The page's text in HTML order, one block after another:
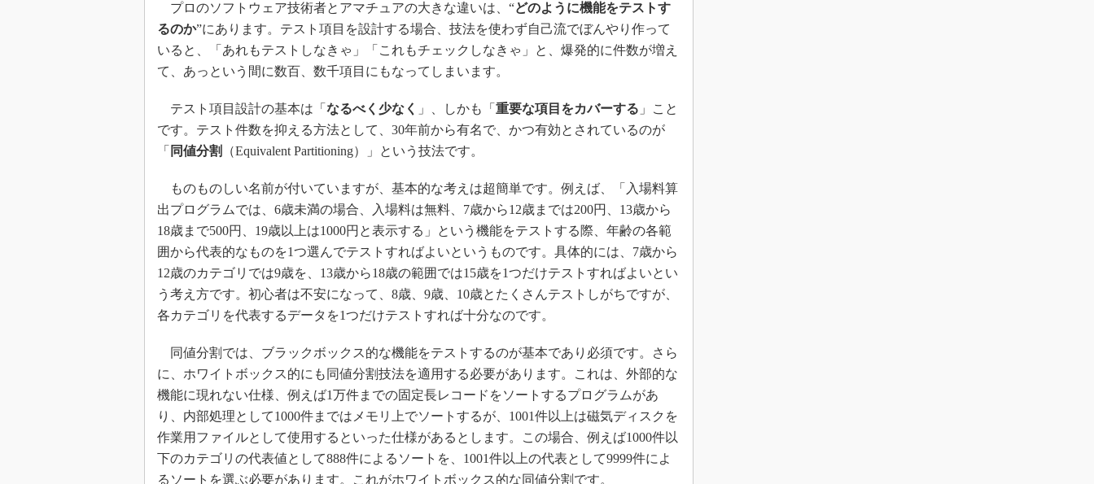
プロのソフトウェア技術者とアマチュアの大きな違いは、“どのように機能をテストす
るのか”にあります。テスト項目を設計する場合、技法を使わず自己流でぼんやり作って
いると、「あれもテストしなきゃ」「これもチェックしなきゃ」と、爆発的に件数が増え
て、あっという間に数百、数千項目にもなってしまいます。
テスト項目設計の基本は「 なるべく少なく 」、しかも「 重要な項目をカバーする 」こと
です。テスト件数を抑える方法として、30年前から有名で、かつ有効とされているのが
「 同値分割 （Equivalent Partitioning）」という技法です。
ものものしい名前が付いていますが、基本的な考えは超簡単です。例えば、「入場料算
出プログラムでは、6歳未満の場合、入場料は無料、7歳から12歳までは200円、13歳から
18歳まで500円、19歳以上は1000円と表示する」という機能をテストする際、年齢の各範
囲から代表的なものを1つ選んでテストすればよいというものです。具体的には、7歳から
12歳のカテゴリでは9歳を、13歳から18歳の範囲では15歳を1つだけテストすればよいとい
う考え方です。初心者は不安になって、8歳、9歳、10歳とたくさんテストしがちですが、
各カテゴリを代表するデータを1つだけテストすれば十分なのです。
同値分割では、ブラックボックス的な機能をテストするのが基本であり必須です。さら
に、ホワイトボックス的にも同値分割技法を適用する必要があります。これは、外部的な
機能に現れない仕様、例えば1万件までの固定長レコードをソートするプログラムがあ
り、内部処理として1000件まではメモリ上でソートするが、1001件以上は磁気ディスクを
作業用ファイルとして使用するといった仕様があるとします。この場合、例えば1000件以
下のカテゴリの代表値として888件によるソートを、1001件以上の代表として9999件によ
るソートを選ぶ必要があります。これがホワイトボックス的な同値分割です。